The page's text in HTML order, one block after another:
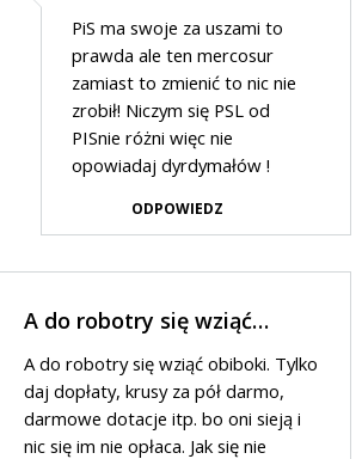
PiS ma swoje za uszami to
prawda ale ten mercosur
zamiast to zmienić to nic nie
zrobił! Niczym się PSL od
PISnie różni więc nie
opowiadaj dyrdymałów !
ODPOWIEDZ
A do robotry się wziąć…
A do robotry się wziąć obiboki. Tylko
daj dopłaty, krusy za pół darmo,
darmowe dotacje itp. bo oni sieją i
nic się im nie opłaca. Jak się nie